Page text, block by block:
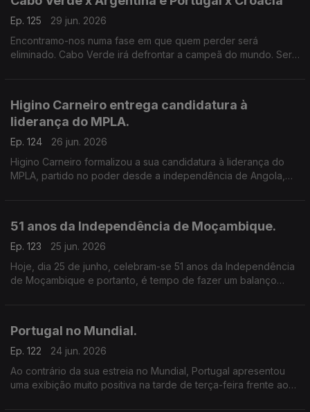
Ep. 125
29 jun. 2026
Encontramo-nos numa fase em que quem perder será
eliminado. Cabo Verde irá defrontar a campeã do mundo. Será
Higino Carneiro entrega candidatura à
liderança do MPLA.
Ep. 124
26 jun. 2026
Higino Carneiro formalizou a sua candidatura à liderança do
MPLA, partido no poder desde a independência de Angola,
51 anos da Independência de Moçambique.
Ep. 123
25 jun. 2026
Hoje, dia 25 de junho, celebram-se 51 anos da Independência
de Moçambique e portanto, é tempo de fazer um balanço
Portugal no Mundial.
Ep. 122
24 jun. 2026
Ao contrário da sua estreia no Mundial, Portugal apresentou
uma exibição muito positiva na tarde de terça-feira frente ao